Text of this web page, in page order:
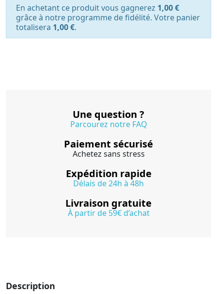
En achetant ce produit vous gagnerez 1,00 €
grâce à notre programme de fidélité. Votre panier
totalisera 1,00 €.
Une question ?
Parcourez notre FAQ
Paiement sécurisé
Achetez sans stress
Expédition rapide
Délais de 24h à 48h
Livraison gratuite
À partir de 59€ d’achat
Description